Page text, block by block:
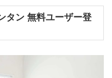
タン 無料ユーザー登